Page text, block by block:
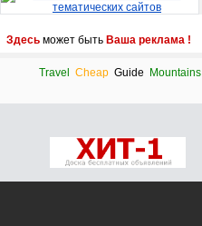
Здесь может быть Ваша реклама !
Travel Cheap Guide Mountains